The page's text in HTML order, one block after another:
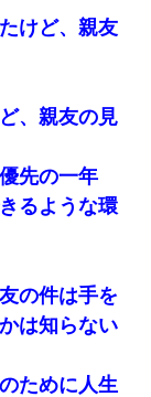
けど、親友
、親友の見
先の一年
るような環
の件は手を
は知らない
ために人生